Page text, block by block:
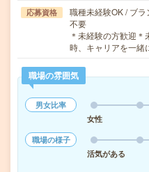
応募資格
職種未経験OK / ブ
不要
＊未経験の方歓迎
時、キャリアを一
職場の雰囲気
男女比率
女性
職場の様子
活気がある